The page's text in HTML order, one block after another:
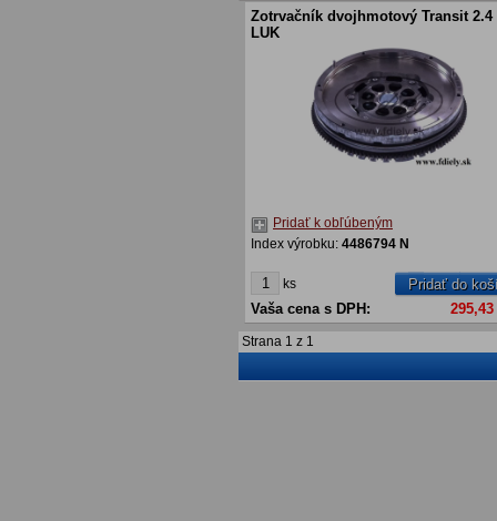
Zotrvačník dvojhmotový Transit 2.4
LUK
Pridať k obľúbeným
Index výrobku: 4486794 N
ks
Pridať do
Vaša cena s DPH:
Strana 1 z 1